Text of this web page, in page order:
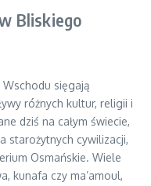
Bliskiego
sięgają
różnych kultur, religii i
dziś na całym świecie,
starożytnych cywilizacji,
Osmańskie. Wiele
kunafa czy ma’amoul,